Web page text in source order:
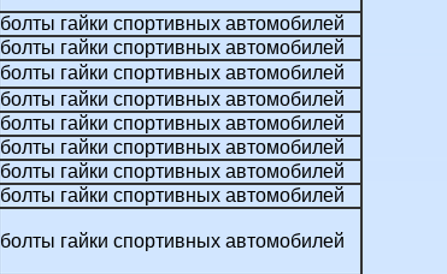
болты гайки спортивных автомобилей
болты гайки спортивных автомобилей
болты гайки спортивных автомобилей
болты гайки спортивных автомобилей
болты гайки спортивных автомобилей
болты гайки спортивных автомобилей
болты гайки спортивных автомобилей
болты гайки спортивных автомобилей
болты гайки спортивных автомобилей